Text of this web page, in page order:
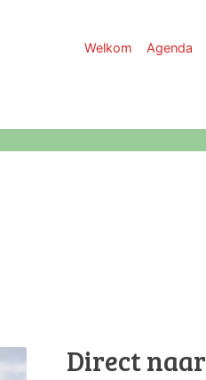
Welkom Agenda
Direct naar